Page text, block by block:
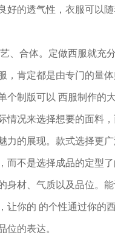
的透气性，衣服可以
、合体。定做西服就充
，肯定都是由专门的量
个制版可以 西服制作的
况来选择想要的面料
力的展现。款式选择更
不是选择成品的定型了
身材、气质以及品位。
让你的 的个性通过你的
位的表达。